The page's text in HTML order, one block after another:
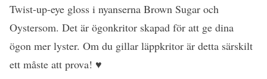
Twist-up-eye gloss i nyanserna Brown Sugar och
Oystersom. Det är ögonkritor skapad för att ge dina
ögon mer lyster. Om du gillar läppkritor är detta särskilt
ett måste att prova! ♥